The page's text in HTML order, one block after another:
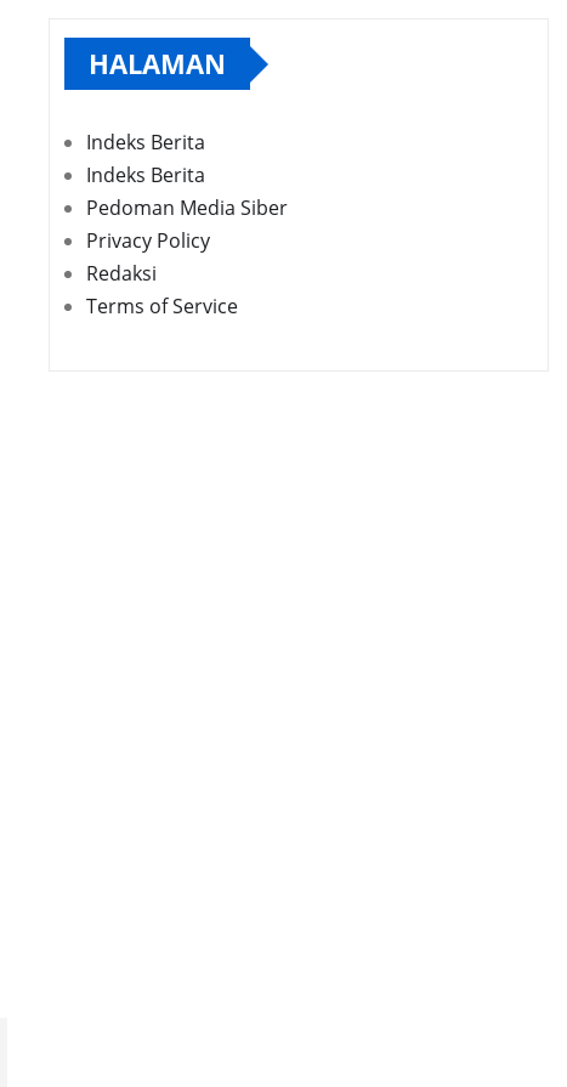
HALAMAN
Indeks Berita
Indeks Berita
Pedoman Media Siber
Privacy Policy
Redaksi
Terms of Service